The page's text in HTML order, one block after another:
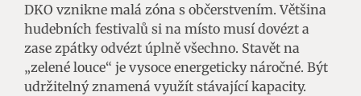
DKO vznikne malá zóna s občerstvením. Většina
hudebních festivalů si na místo musí dovézt a
zase zpátky odvézt úplně všechno. Stavět na
„zelené louce“ je vysoce energeticky náročné. Být
udržitelný znamená využít stávající kapacity.